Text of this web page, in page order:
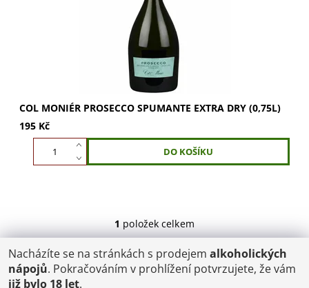
COL MONIÉR PROSECCO SPUMANTE EXTRA DRY (0,75L)
195 Kč
1 položek celkem
POŠTOVNÉ
ČR: od 95,-
Nacházíte se na stránkách s prodejem alkoholických
nápojů. Pokračováním v prohlížení potvrzujete, že vám
již bylo 18 let.